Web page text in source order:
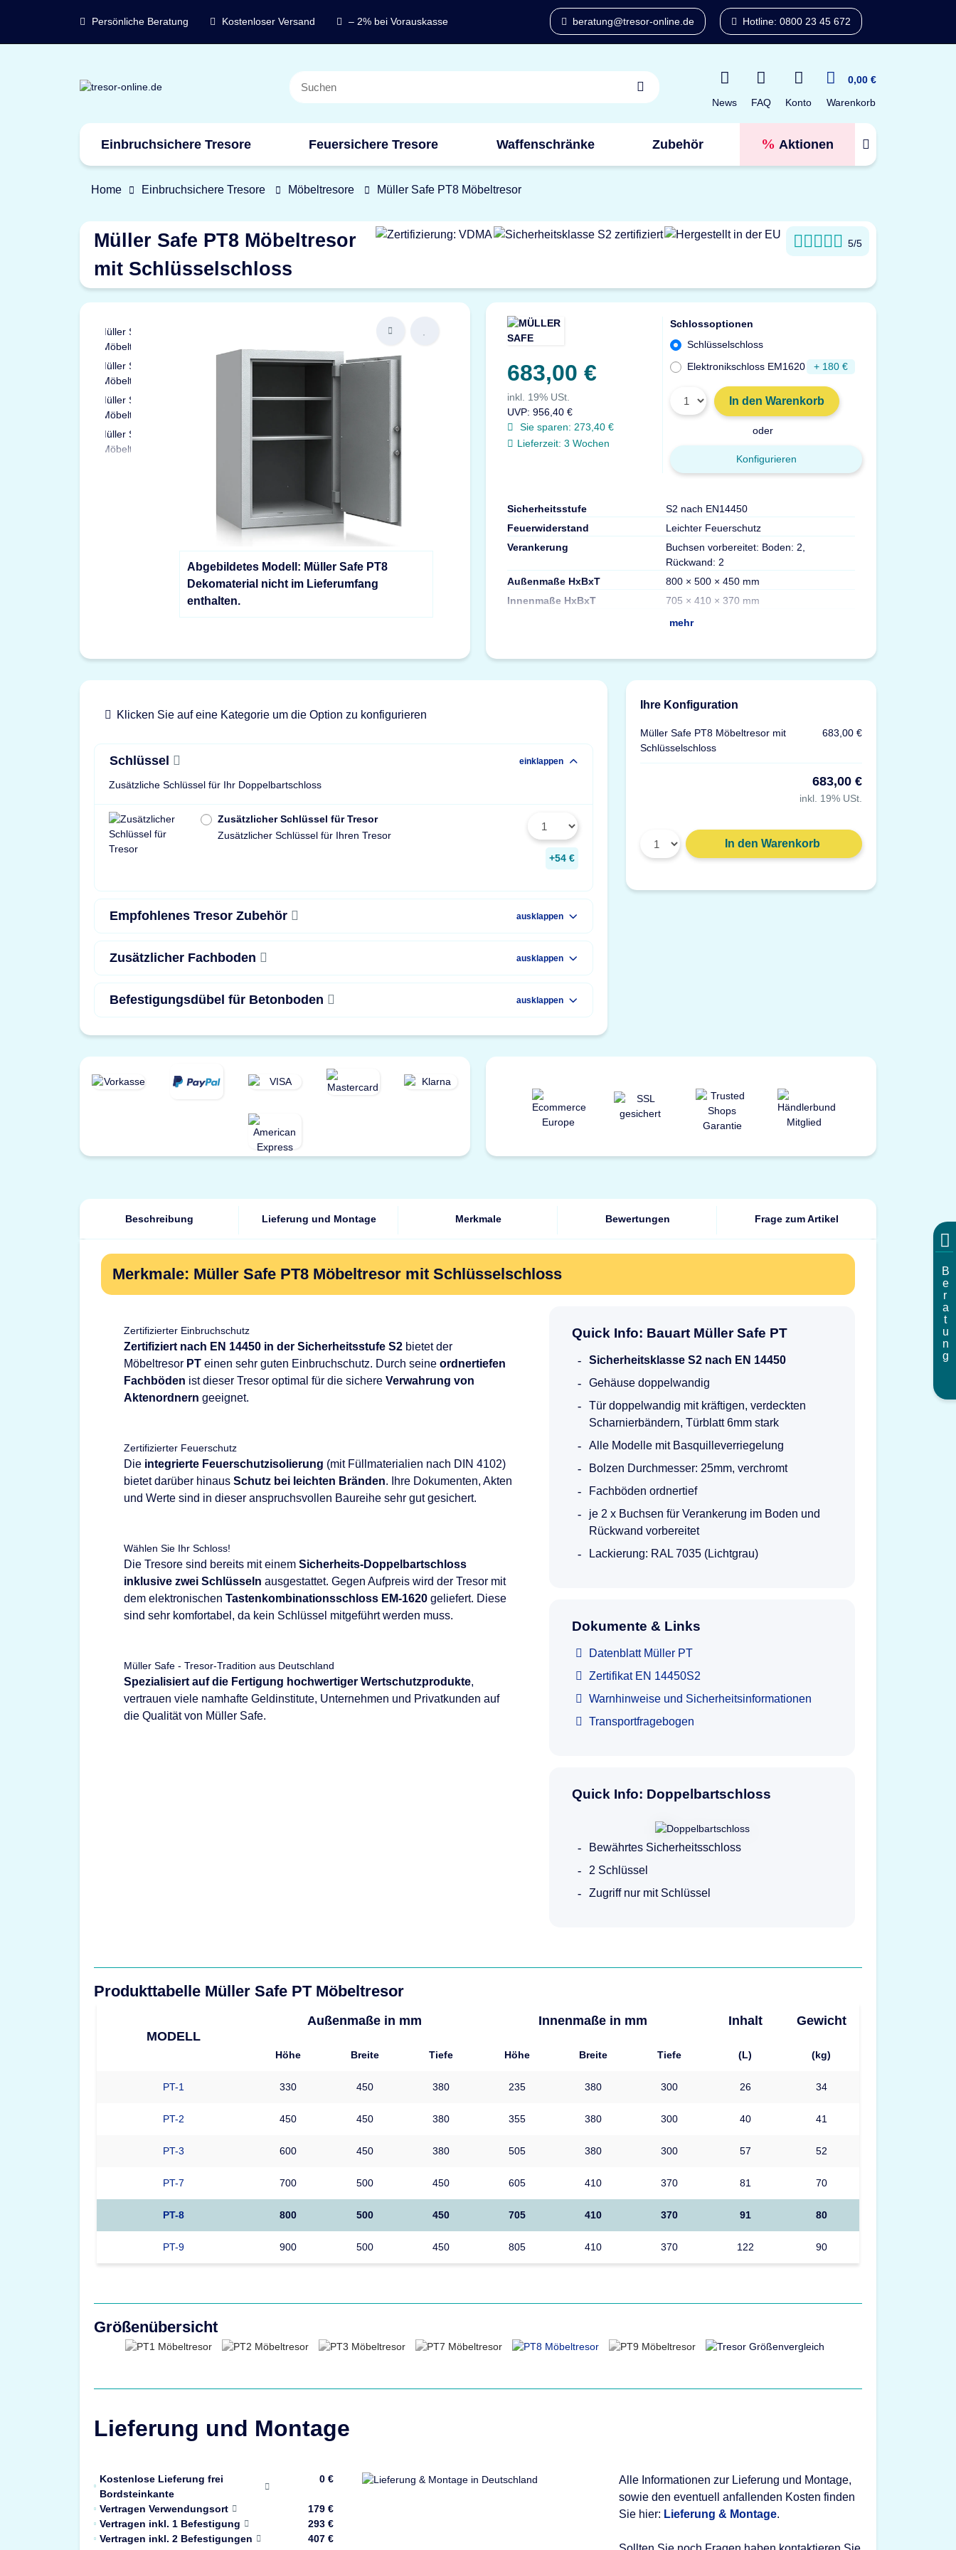
Persönliche Beratung Kostenloser Versand – 2% bei Vorauskasse beratung@tresor-online.de Hotline: 0800 23 45 672
News FAQ Konto
0,00 €
Warenkorb
Einbruchsichere Tresore Feuersichere Tresore Waffenschränke Zubehör Aktionen
Marken
Home Einbruchsichere Tresore Möbeltresore Müller Safe PT8 Möbeltresor
Müller Safe PT8 Möbeltresor
mit Schlüsselschloss
5/5
Abgebildetes Modell: Müller Safe PT8
Dekomaterial nicht im Lieferumfang
enthalten.
683,00 €
inkl. 19% USt.
UVP:956,40 €
Sie sparen: 273,40 €
Lieferzeit: 3 Wochen
Schlossoptionen
Schlüsselschloss
Elektronikschloss EM1620
+ 180 €
In den Warenkorb
oder
Konfigurieren
Sicherheitsstufe
S2 nach EN14450
Feuerwiderstand
Leichter Feuerschutz
Verankerung
Buchsen vorbereitet: Boden: 2,
Rückwand: 2
Außenmaße HxBxT
800 × 500 × 450 mm
Innenmaße HxBxT
705 × 410 × 370 mm
mehr
Klicken Sie auf eine Kategorie um die Option zu konfigurieren
Schlüssel einklappen
Zusätzliche Schlüssel für Ihr Doppelbartschloss
Zusätzlicher Schlüssel für Tresor
Zusätzlicher Schlüssel für Ihren Tresor
+54 €
Empfohlenes Tresor Zubehör ausklappen
Zusätzlicher Fachboden ausklappen
Befestigungsdübel für Betonboden ausklappen
Ihre Konfiguration
Müller Safe PT8 Möbeltresor mit
Schlüsselschloss
683,00 €
683,00 €
inkl. 19% USt.
In den Warenkorb
Beschreibung Lieferung und Montage Merkmale Bewertungen Frage zum Artikel
Merkmale: Müller Safe PT8 Möbeltresor mit Schlüsselschloss
Zertifizierter Einbruchschutz
Zertifiziert nach EN 14450 in der Sicherheitsstufe S2 bietet der
Möbeltresor PT einen sehr guten Einbruchschutz. Durch seine ordnertiefen
Fachböden ist dieser Tresor optimal für die sichere Verwahrung von
Aktenordnern geeignet.
Zertifizierter Feuerschutz
Die integrierte Feuerschutzisolierung (mit Füllmaterialien nach DIN 4102)
bietet darüber hinaus Schutz bei leichten Bränden. Ihre Dokumenten, Akten
und Werte sind in dieser anspruchsvollen Baureihe sehr gut gesichert.
Wählen Sie Ihr Schloss!
Die Tresore sind bereits mit einem Sicherheits-Doppelbartschloss
inklusive zwei Schlüsseln ausgestattet. Gegen Aufpreis wird der Tresor mit
dem elektronischen Tastenkombinationsschloss EM-1620 geliefert. Diese
sind sehr komfortabel, da kein Schlüssel mitgeführt werden muss.
Müller Safe - Tresor-Tradition aus Deutschland
Spezialisiert auf die Fertigung hochwertiger Wertschutzprodukte,
vertrauen viele namhafte Geldinstitute, Unternehmen und Privatkunden auf
die Qualität von Müller Safe.
Quick Info: Bauart Müller Safe PT
Sicherheitsklasse S2 nach EN 14450
Gehäuse doppelwandig
Tür doppelwandig mit kräftigen, verdeckten
Scharnierbändern, Türblatt 6mm stark
Alle Modelle mit Basquilleverriegelung
Bolzen Durchmesser: 25mm, verchromt
Fachböden ordnertief
je 2 x Buchsen für Verankerung im Boden und
Rückwand vorbereitet
Lackierung: RAL 7035 (Lichtgrau)
Dokumente & Links
Datenblatt Müller PT
Zertifikat EN 14450S2
Warnhinweise und Sicherheitsinformationen
Transportfragebogen
Quick Info: Doppelbartschloss
Bewährtes Sicherheitsschloss
2 Schlüssel
Zugriff nur mit Schlüssel
Produkttabelle Müller Safe PT Möbeltresor
MODELL
Außenmaße in mm Innenmaße in mm Inhalt Gewicht
Höhe Breite Tiefe Höhe Breite Tiefe (L) (kg)
PT-1 330 450 380 235 380 300 26 34
PT-2 450 450 380 355 380 300 40 41
PT-3 600 450 380 505 380 300 57 52
PT-7 700 500 450 605 410 370 81 70
PT-8 800 500 450 705 410 370 91 80
PT-9 900 500 450 805 410 370 122 90
Größenübersicht
Lieferung und Montage
Kostenlose Lieferung frei
Bordsteinkante
0 €
Vertragen Verwendungsort
179 €
Vertragen inkl. 1 Befestigung
293 €
Vertragen inkl. 2 Befestigungen
407 €
Alle Informationen zur Lieferung und Montage,
sowie den eventuell anfallenden Kosten finden
Sie hier: Lieferung & Montage.
Beratung